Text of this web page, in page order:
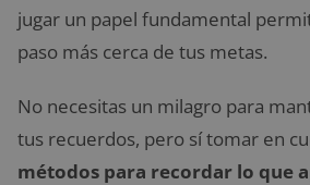
jugar un papel fundamental
paso más cerca de tus metas.
No necesitas un milagro para
tus recuerdos, pero sí tomar en
métodos para recordar lo que